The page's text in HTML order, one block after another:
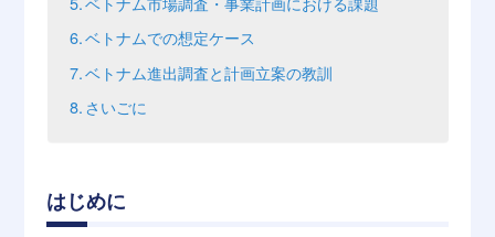
ベトナムでの想定ケース
ベトナム進出調査と計画立案の教訓
さいごに
はじめに